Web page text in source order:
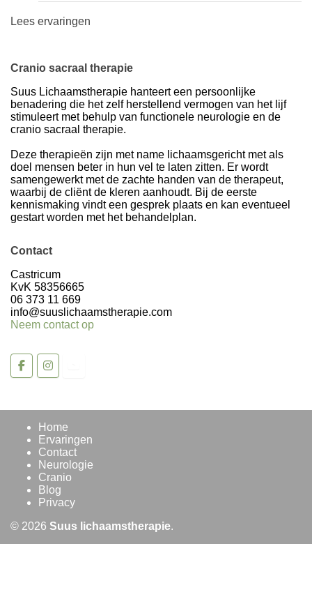
Lees ervaringen
Cranio sacraal therapie
Suus Lichaamstherapie hanteert een persoonlijke
benadering die het zelf herstellend vermogen van het lijf
stimuleert met behulp van functionele neurologie en de
cranio sacraal therapie.
Deze therapieën zijn met name lichaamsgericht met als
doel mensen beter in hun vel te laten zitten. Er wordt
samengewerkt met de zachte handen van de therapeut,
waarbij de cliënt de kleren aanhoudt. Bij de eerste
kennismaking vindt een gesprek plaats en kan eventueel
gestart worden met het behandelplan.
Contact
Castricum
KvK 58356665
06 373 11 669
info@suuslichaamstherapie.com
Neem contact op
Home
Ervaringen
Contact
Neurologie
Cranio
Blog
Privacy
© 2026 Suus lichaamstherapie.